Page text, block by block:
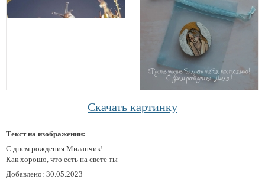
Скачать картинку
Текст на изображении:
С днем рождения Миланчик!
Как хорошо, что есть на свете ты
Добавлено: 30.05.2023